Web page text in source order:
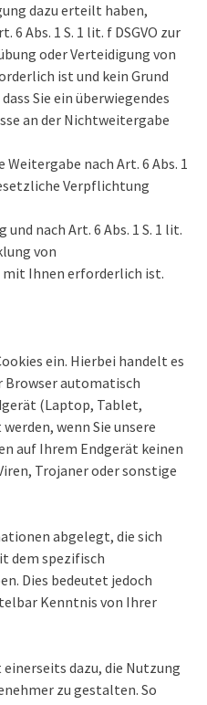
dazu erteilt haben,
6 Abs. 1 S. 1 lit. f DSGVO zur
oder Verteidigung von
ist und kein Grund
Sie ein überwiegendes
an der Nichtweitergabe
Weitergabe nach Art. 6 Abs. 1
Verpflichtung
nach Art. 6 Abs. 1 S. 1 lit.
von
Ihnen erforderlich ist.
ein. Hierbei handelt es
Browser automatisch
(Laptop, Tablet,
wenn Sie unsere
auf Ihrem Endgerät keinen
Trojaner oder sonstige
abgelegt, die sich
dem spezifisch
Dies bedeutet jedoch
Kenntnis von Ihrer
dazu, die Nutzung
zu gestalten. So